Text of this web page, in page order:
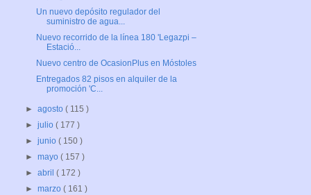
Un nuevo depósito regulador del
suministro de agua...
Nuevo recorrido de la línea 180 'Legazpi –
Estació...
Nuevo centro de OcasionPlus en Móstoles
Entregados 82 pisos en alquiler de la
promoción 'C...
►agosto( 115 )
►julio( 177 )
►junio( 150 )
►mayo( 157 )
►abril( 172 )
►marzo( 161 )